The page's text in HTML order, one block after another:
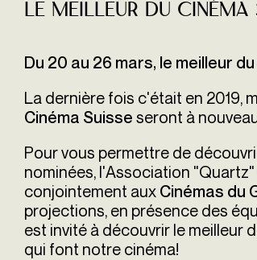
Le Meilleur du cinéma
Du 20 au 26 mars, le meilleur
La dernière fois c'était en 2019,
Cinéma Suisse seront à
Pour vous permettre de
nominées, l'Association
conjointement aux Cinémas du
projections, en présence des
est invité à découvrir le
qui font notre cinéma!